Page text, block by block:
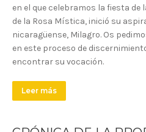
en el que celebramos la fiesta de
de la Rosa Mística, inició su
nicaragüense, Milagro. Os
en este proceso de
encontrar su vocación.
Leer más